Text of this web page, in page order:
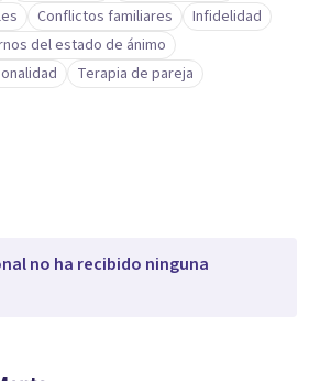
Conflictos familiares
Infidelidad
del estado de ánimo
Terapia de pareja
no ha recibido ninguna